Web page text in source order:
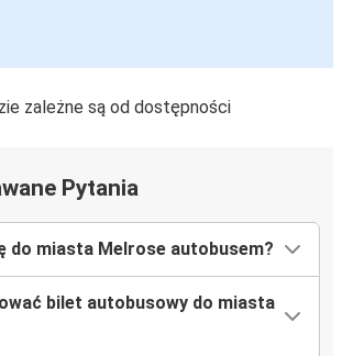
zależne są od dostępności
Pytania
do miasta Melrose autobusem?
bilet autobusowy do miasta